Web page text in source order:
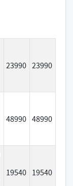
23990 23990
48990 48990
19540 19540